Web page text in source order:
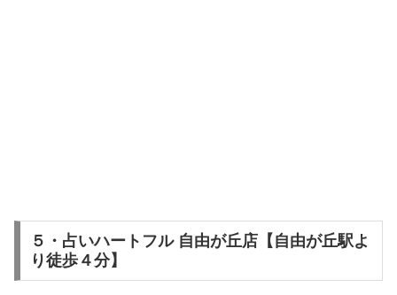
５・占いハートフル 自由が丘店【自由が丘駅よ
り徒歩４分】